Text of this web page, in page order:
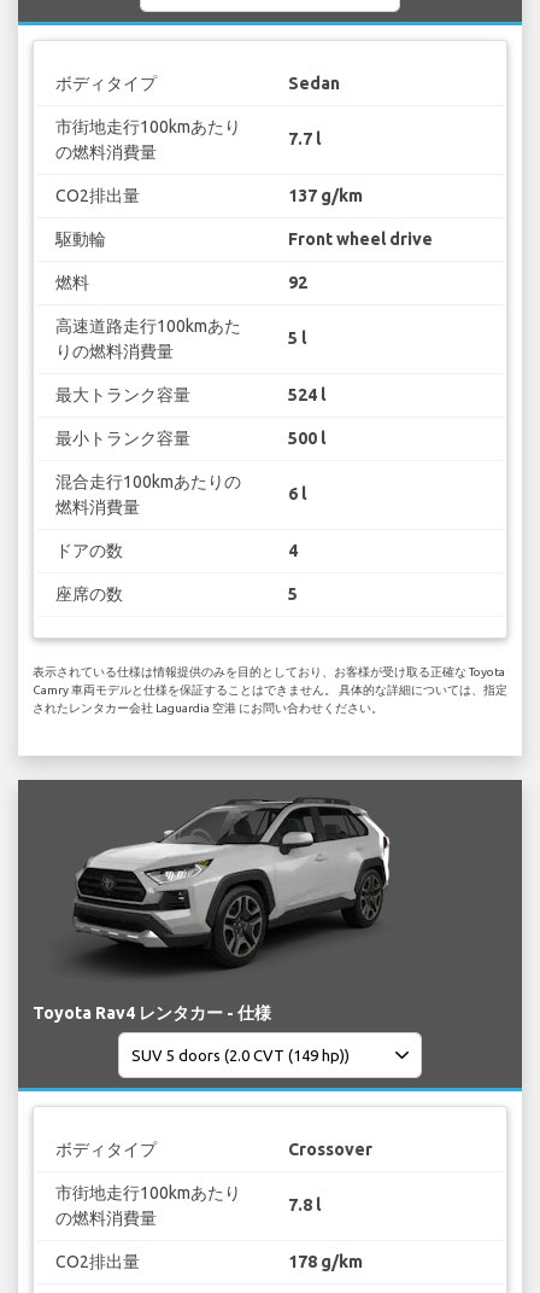
ボディタイプ Sedan
市街地走行100kmあたり
の燃料消費量
7.7 l
CO2排出量 137 g/km
駆動輪 Front wheel drive
燃料 92
高速道路走行100kmあた
りの燃料消費量
5 l
最大トランク容量 524 l
最小トランク容量 500 l
混合走行100kmあたりの
燃料消費量
6 l
ドアの数 4
座席の数 5
表示されている仕様は情報提供のみを目的としており、お客様が受け取る正確な Toyota
Camry 車両モデルと仕様を保証することはできません。 具体的な詳細については、指定
されたレンタカー会社 Laguardia 空港 にお問い合わせください。
Toyota Rav4 レンタカー - 仕様
ボディタイプ Crossover
市街地走行100kmあたり
の燃料消費量
7.8 l
CO2排出量 178 g/km